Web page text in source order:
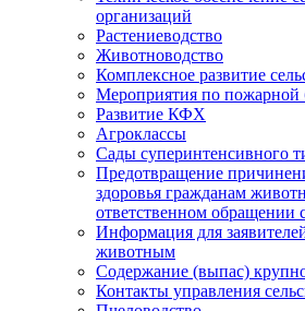
организаций
Растениеводство
Животноводство
Комплексное развитие
Мероприятия по пожарной
Развитие КФХ
Агроклассы
Сады суперинтенсивного
Предотвращение
здоровья гражданам
ответственном
Информация для
животным
Содержание (выпас)
Контакты управления